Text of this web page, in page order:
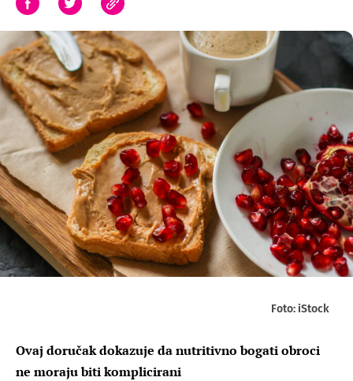
Foto: iStock
Ovaj doručak dokazuje da nutritivno bogati obroci
ne moraju biti komplicirani